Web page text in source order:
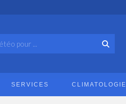
SERVICES CLIMATOLOGIE